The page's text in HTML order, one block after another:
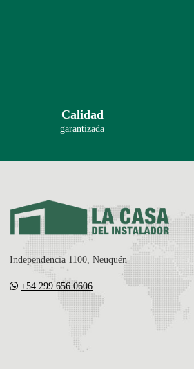
Calidad
garantizada
Independencia 1100, Neuquén
+54 299 656 0606